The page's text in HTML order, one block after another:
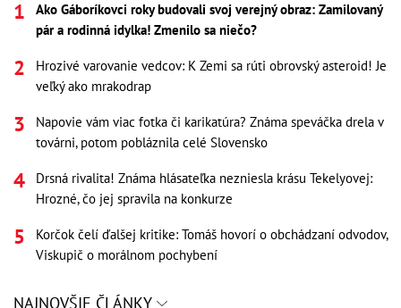
Ako Gáboríkovci roky budovali svoj verejný obraz: Zamilovaný
pár a rodinná idylka! Zmenilo sa niečo?
Hrozivé varovanie vedcov: K Zemi sa rúti obrovský asteroid! Je
veľký ako mrakodrap
Napovie vám viac fotka či karikatúra? Známa speváčka drela v
továrni, potom pobláznila celé Slovensko
Drsná rivalita! Známa hlásateľka nezniesla krásu Tekelyovej:
Hrozné, čo jej spravila na konkurze
Korčok čelí ďalšej kritike: Tomáš hovorí o obchádzaní odvodov,
Viskupič o morálnom pochybení
NAJNOVŠIE ČLÁNKY